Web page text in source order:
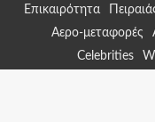
Επικαιρότητα
Αερο-μεταφορές
Celebrities